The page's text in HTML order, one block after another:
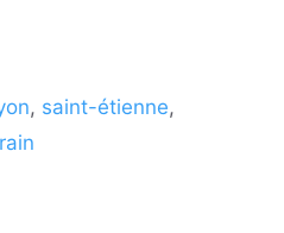
, saint-étienne,